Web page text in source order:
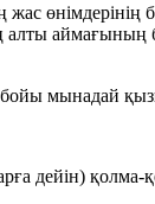
өнімдерінің
алты
мынадай
дейін) қолма-